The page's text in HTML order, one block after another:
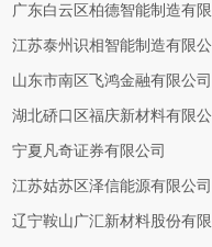
广东白云区柏德智能制造有限
江苏泰州识相智能制造有限公
山东市南区飞鸿金融有限公司
湖北硚口区福庆新材料有限公
宁夏凡奇证券有限公司
江苏姑苏区泽信能源有限公司
辽宁鞍山广汇新材料股份有限